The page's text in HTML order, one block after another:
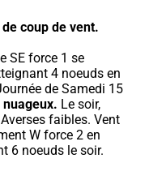
coup de vent.
4 noeuds en
de Samedi 15
nuageux. Le soir,
faibles. Vent
W force 2 en
6 noeuds le soir.